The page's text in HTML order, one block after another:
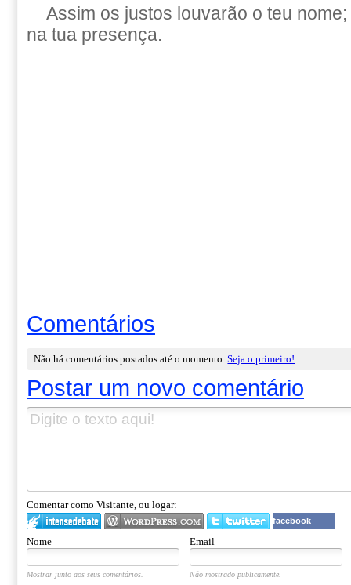
Assim os justos louvarão o teu
na tua presença.
Comentários
Não há comentários postados até o momento.Seja o primeiro!
Postar um novo comentário
Comentar como Visitante, ou logar:
facebook
Nome Email
Mostrar junto aos seus comentários. Não mostrado publicamente.